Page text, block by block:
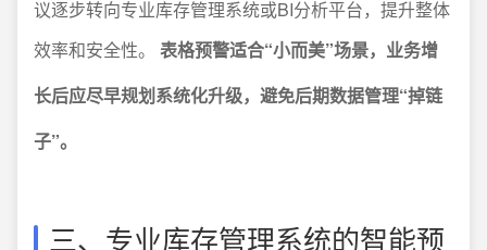
议逐步转向专业库存管理系统或BI分析平台，提升整体
效率和安全性。 表格预警适合“小而美”场景，业务增
长后应尽早规划系统化升级，避免后期数据管理“掉链
子”。
三、专业库存管理系统的智能预